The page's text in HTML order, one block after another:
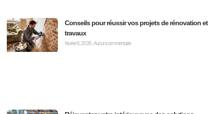
Conseils pour réussir vos projets de rénovation et
travaux
février 6, 2026 Aucun commentaire